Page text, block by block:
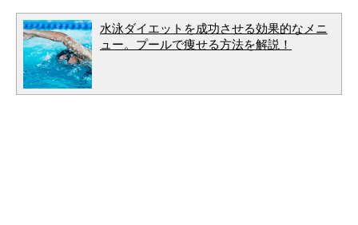
水泳ダイエットを成功させる効果的なメニ
ュー。プールで痩せる方法を解説！